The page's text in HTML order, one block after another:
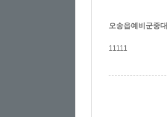
오송읍예비군중대
11111